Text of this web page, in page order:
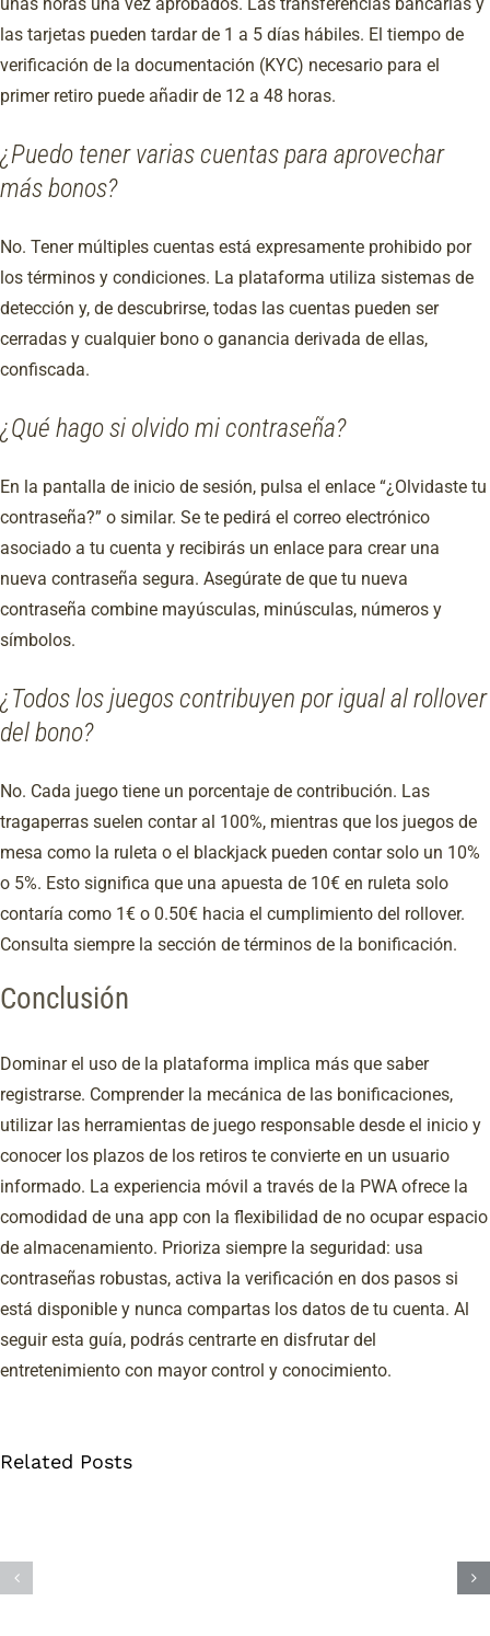
las tarjetas pueden tardar de 1 a 5 días hábiles. El tiempo de
verificación de la documentación (KYC) necesario para el
primer retiro puede añadir de 12 a 48 horas.
¿Puedo tener varias cuentas para aprovechar
más bonos?
No. Tener múltiples cuentas está expresamente prohibido por
los términos y condiciones. La plataforma utiliza sistemas de
detección y, de descubrirse, todas las cuentas pueden ser
cerradas y cualquier bono o ganancia derivada de ellas,
confiscada.
¿Qué hago si olvido mi contraseña?
En la pantalla de inicio de sesión, pulsa el enlace “¿Olvidaste tu
contraseña?” o similar. Se te pedirá el correo electrónico
asociado a tu cuenta y recibirás un enlace para crear una
nueva contraseña segura. Asegúrate de que tu nueva
contraseña combine mayúsculas, minúsculas, números y
símbolos.
¿Todos los juegos contribuyen por igual al rollover
del bono?
No. Cada juego tiene un porcentaje de contribución. Las
tragaperras suelen contar al 100%, mientras que los juegos de
mesa como la ruleta o el blackjack pueden contar solo un 10%
o 5%. Esto significa que una apuesta de 10€ en ruleta solo
contaría como 1€ o 0.50€ hacia el cumplimiento del rollover.
Consulta siempre la sección de términos de la bonificación.
Conclusión
Dominar el uso de la plataforma implica más que saber
registrarse. Comprender la mecánica de las bonificaciones,
utilizar las herramientas de juego responsable desde el inicio y
conocer los plazos de los retiros te convierte en un usuario
informado. La experiencia móvil a través de la PWA ofrece la
comodidad de una app con la flexibilidad de no ocupar espacio
de almacenamiento. Prioriza siempre la seguridad: usa
contraseñas robustas, activa la verificación en dos pasos si
está disponible y nunca compartas los datos de tu cuenta. Al
seguir esta guía, podrás centrarte en disfrutar del
entretenimiento con mayor control y conocimiento.
Related Posts
Un